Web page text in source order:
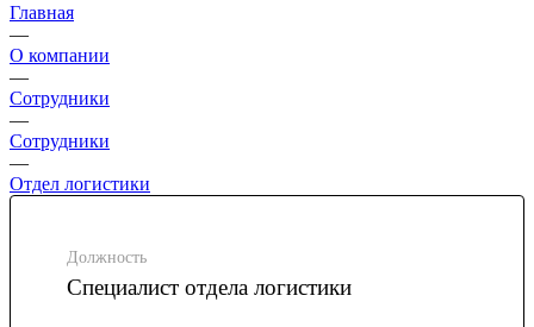
Главная
—
О компании
—
Сотрудники
—
Сотрудники
—
Отдел логистики
Должность
Специалист отдела логистики